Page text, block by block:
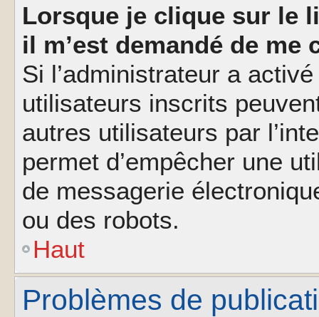
Lorsque je clique sur le
il m’est demandé de me
Si l’administrateur a
utilisateurs inscrits
autres utilisateurs par
permet d’empêcher une
de messagerie
ou des robots.
Haut
Problèmes de